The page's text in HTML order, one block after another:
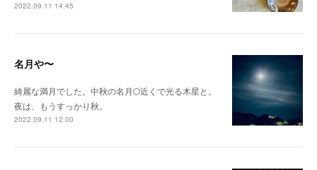
2022.09.11 14:45
名月や〜
綺麗な満月でした。中秋の名月🌕近くで光る木星と。
夜は、もうすっかり秋。
2022.09.11 12:00